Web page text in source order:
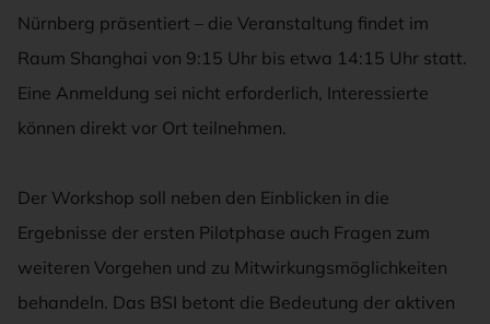
Nürnberg präsentiert – die Veranstaltung findet im
Raum Shanghai von 9:15 Uhr bis etwa 14:15 Uhr statt.
Eine Anmeldung sei nicht erforderlich, Interessierte
können direkt vor Ort teilnehmen.
Der Workshop soll neben den Einblicken in die
Ergebnisse der ersten Pilotphase auch Fragen zum
weiteren Vorgehen und zu Mitwirkungsmöglichkeiten
behandeln. Das BSI betont die Bedeutung der aktiven